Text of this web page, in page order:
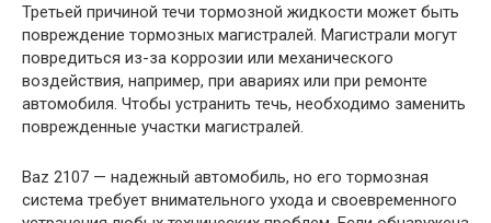
Третьей причиной течи тормозной жидкости может быть
повреждение тормозных магистралей. Магистрали могут
повредиться из-за коррозии или механического
воздействия, например, при авариях или при ремонте
автомобиля. Чтобы устранить течь, необходимо заменить
поврежденные участки магистралей.
Вaz 2107 — надежный автомобиль, но его тормозная
система требует внимательного ухода и своевременного